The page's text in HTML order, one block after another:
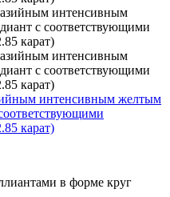
интенсивным желтым
карат)